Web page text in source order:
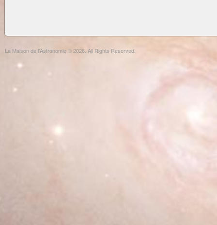
La Maison de l'Astronomie © 2026. All Rights Reserved.